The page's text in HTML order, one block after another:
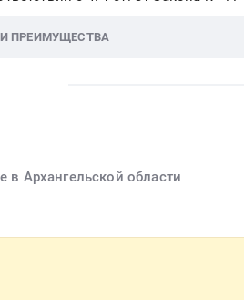
И ПРЕИМУЩЕСТВА
Архангельской области